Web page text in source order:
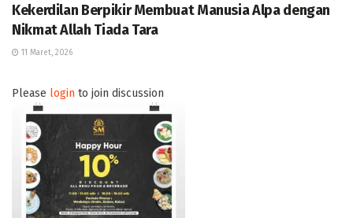
Kekerdilan Berpikir Membuat Manusia Alpa dengan
Nikmat Allah Tiada Tara
11 Maret, 2026
Please login to join discussion